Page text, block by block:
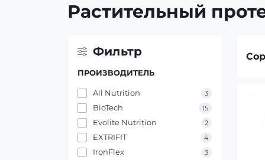
Растительный
Фильтр
ПРОИЗВОДИТЕЛЬ
All Nutrition 3
BioTech 15
Evolite Nutrition 2
EXTRIFIT 4
IronFlex 3